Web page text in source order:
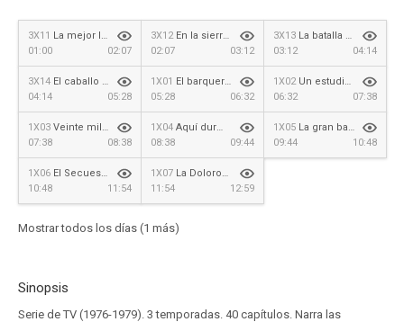
3X11 La mejor lección
01:00
02:07
3X12En la sierra mando yo
02:07
03:12
3X13 La batalla del vino de Jerez
03:12
04:14
3X14 El caballo blanco
04:14
05:28
1X01 El barquero de Cantillana
05:28
06:32
1X02Un estudiante, un fraile y un algarrobo
06:32
07:38
1X03 Veinte mil onzas mexicanas
07:38
08:38
1X04 Aquí durmió Carlos III
08:38
09:44
1X05 La gran batalla de Andalucía
09:44
10:48
1X06 El Secuestro
10:48
11:54
1X07 La Dolorosa
11:54
12:59
Mostrar todos los días (1 más)
Sinopsis
Serie de TV (1976-1979). 3 temporadas. 40 capítulos. Narra las